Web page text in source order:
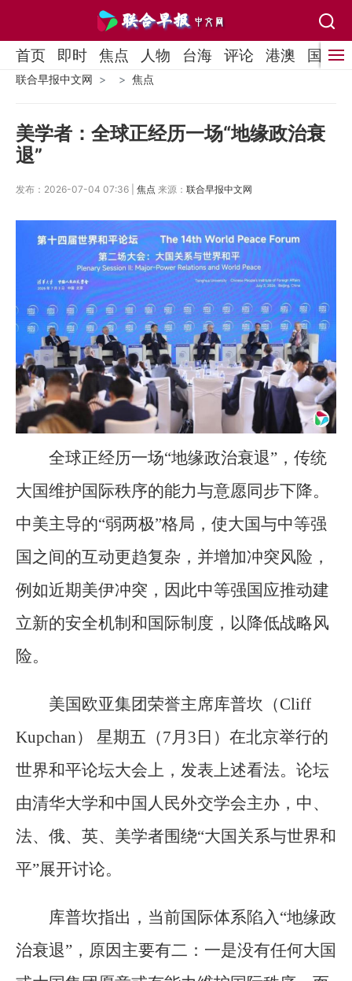
首页 即时 焦点 人物 台海 评论 港澳 国际
联合早报中文网 焦点
美学者：全球正经历一场“地缘政治衰
退”
发布：2026-07-04 07:36 | 焦点 来源： 联合早报中文网
全球正经历一场“地缘政治衰退”，传统
大国维护国际秩序的能力与意愿同步下降。
中美主导的“弱两极”格局，使大国与中等强
国之间的互动更趋复杂，并增加冲突风险，
例如近期美伊冲突，因此中等强国应推动建
立新的安全机制和国际制度，以降低战略风
险。
美国欧亚集团荣誉主席库普坎（Cliff
Kupchan） 星期五（7月3日）在北京举行的
世界和平论坛大会上，发表上述看法。论坛
由清华大学和中国人民外交学会主办，中、
法、俄、英、美学者围绕“大国关系与世界和
平”展开讨论。
库普坎指出，当前国际体系陷入“地缘政
治衰退”，原因主要有二：一是没有任何大国